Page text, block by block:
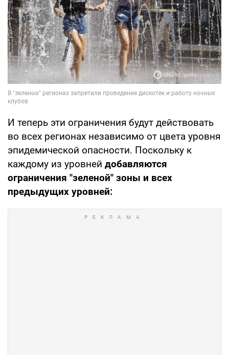
И теперь эти ограничения будут действовать
во всех регионах независимо от цвета уровня
эпидемической опасности. Поскольку к
каждому из уровней добавляются
ограничения "зеленой" зоны и всех
предыдущих уровней: